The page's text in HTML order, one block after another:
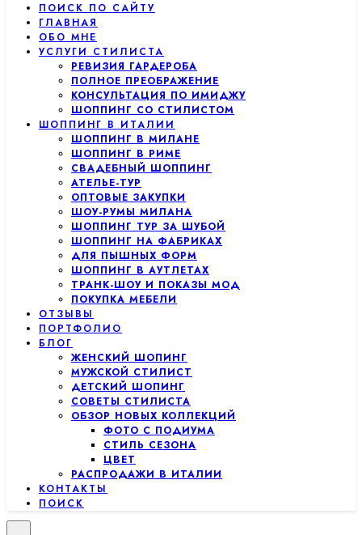
ПОИСК ПО САЙТУ
ГЛАВНАЯ
ОБО МНЕ
УСЛУГИ СТИЛИСТА
РЕВИЗИЯ ГАРДЕРОБА
ПОЛНОЕ ПРЕОБРАЖЕНИЕ
КОНСУЛЬТАЦИЯ ПО ИМИДЖУ
ШОППИНГ СО СТИЛИСТОМ
ШОППИНГ В ИТАЛИИ
ШОППИНГ В МИЛАНЕ
ШОППИНГ В РИМЕ
СВАДЕБНЫЙ ШОППИНГ
АТЕЛЬЕ-ТУР
ОПТОВЫЕ ЗАКУПКИ
ШОУ-РУМЫ МИЛАНА
ШОППИНГ ТУР ЗА ШУБОЙ
ШОППИНГ НА ФАБРИКАХ
ДЛЯ ПЫШНЫХ ФОРМ
ШОППИНГ В АУТЛЕТАХ
ТРАНК-ШОУ И ПОКАЗЫ МОД
ПОКУПКА МЕБЕЛИ
ОТЗЫВЫ
ПОРТФОЛИО
БЛОГ
ЖЕНСКИЙ ШОПИНГ
МУЖСКОЙ СТИЛИСТ
ДЕТСКИЙ ШОПИНГ
СОВЕТЫ СТИЛИСТА
ОБЗОР НОВЫХ КОЛЛЕКЦИЙ
ФОТО С ПОДИУМА
СТИЛЬ СЕЗОНА
ЦВЕТ
РАСПРОДАЖИ В ИТАЛИИ
КОНТАКТЫ
ПОИСК